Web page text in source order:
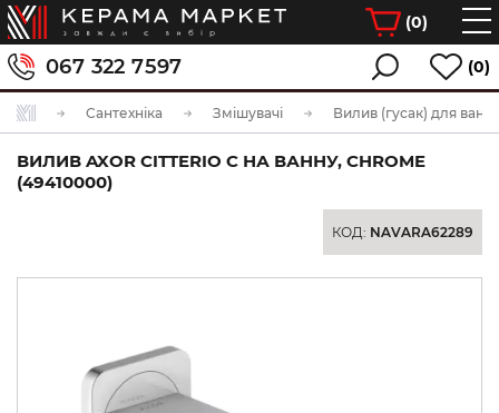
(0)
067 322 7597 (0)
Сантехніка Змішувачі Вилив (гусак) для
ВИЛИВ AXOR CITTERIO C НА ВАННУ, CHROME
(49410000)
КОД: NAVARA62289